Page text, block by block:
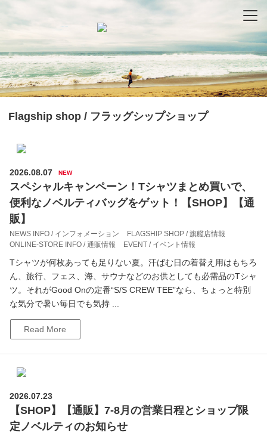
Flagship shop / フラッグシップショップ
2026.08.07 NEW
スペシャルキャンペーン！Tシャツまとめ買いで、
便利なノベルティバッグをゲット！【SHOP】【通
販】
NEWS INFO / インフォメーション
FLAGSHIP SHOP / 旗艦店情報
ONLINE-STORE INFO / 通販情報
EVENT / イベント情報
Tシャツが何枚あっても足りない夏。汗ばむ日の着替え用はもちろ
ん、旅行、フェス、海、サウナなどのお供としても必需品のTシャ
ツ。それがGood Onの定番“S/S CREW TEE”なら、ちょっと特別
な気分で暑い毎日でも気持 ...
Read More
2026.07.23
【SHOP】【通販】7-8月の営業日程とショップ限
定ノベルティのお知らせ